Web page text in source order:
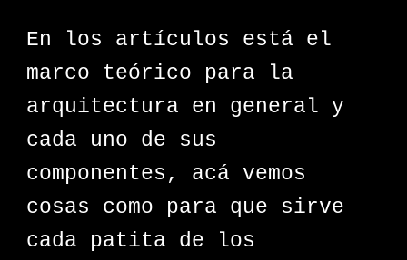
En los artículos está el
marco teórico para la
arquitectura en general y
cada uno de sus
componentes, acá vemos
cosas como para que sirve
cada patita de los